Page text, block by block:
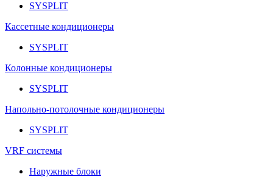
SYSPLIT
Кассетные кондиционеры
SYSPLIT
Колонные кондиционеры
SYSPLIT
Напольно-потолочные кондиционеры
SYSPLIT
VRF системы
Наружные блоки